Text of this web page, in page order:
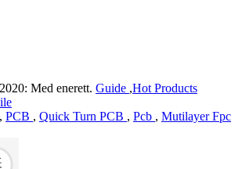
Med enerett. Guide ,Hot Products
, PCB , Quick Turn PCB , Pcb , Mutilayer Fpc